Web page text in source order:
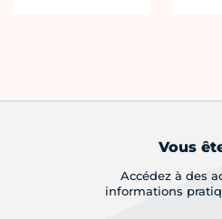
Vous
Accédez à des
informations